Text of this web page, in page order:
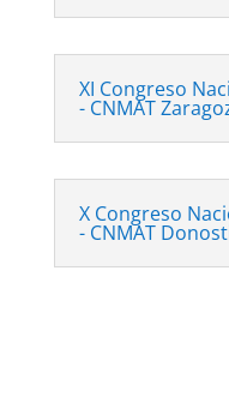
XI Congreso
- CNMAT
X Congreso
- CNMAT